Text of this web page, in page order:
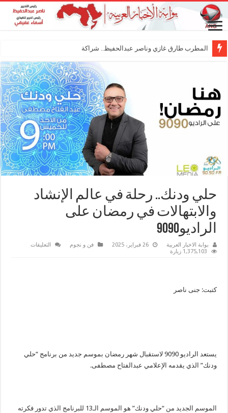
المطرب طارق غازي وناصر عبدالحفيظ.. شراكة فنية تر
حلي ودنك.. رحلة في عالم الإنشاد
والابتهالات في رمضان على
الراديو9090
بوابة الاخبار العربية 26 فبراير، 2025 فن و نجوم التعليقات
1,375,103 زيارة
كتبت: جنى ناصر
يستعد الراديو 9090 لاستقبال شهر رمضان بموسم جديد من برنامج “حلي
ودنك” الذي يقدمه الإعلامي عبدالفتاح مصطفى.
الموسم الجديد من “حلي ودنك” هو الموسم الـ13 للبرنامج الذي تدور فكرته